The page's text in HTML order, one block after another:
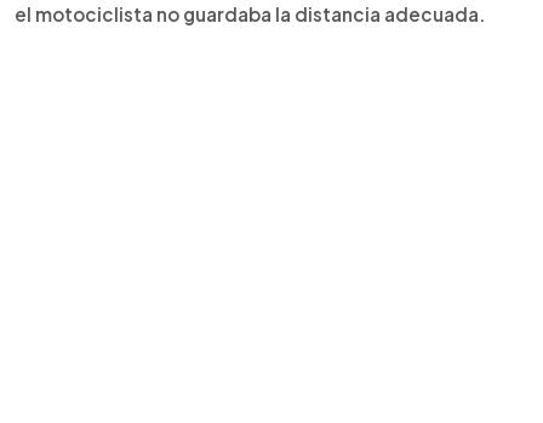
el motociclista no guardaba la distancia adecuada.